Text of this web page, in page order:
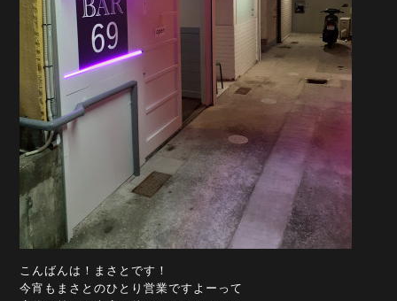
こんばんは！まさとです！
今宵もまさとのひとり営業ですよーって